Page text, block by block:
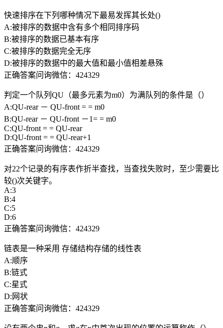
快速排序在下列哪种情况下最易发挥其长处()
A:被排序的数据中含有多个相同排序码
B:被排序的数据已基本有序
C:被排序的数据完全无序
D:被排序的数据中的最大值和最小值相差悬殊
正确答案问询微信：424329
判定一个队列QU（最多元素为m0）为满队列的条件是（）
A:QU-rear － QU-front = = m0
B:QU-rear － QU-front －1= = m0
C:QU-front = = QU-rear
D:QU-front = = QU-rear+1
正确答案问询微信：424329
对22个记录的有序表作折半查找，当查找失败时，至少需要比
较()次关键字。
A:3
B:4
C:5
D:6
正确答案问询微信：424329
链表是一种采用 存储结构存储的线性表
A:顺序
B:链式
C:星式
D:网状
正确答案问询微信：424329